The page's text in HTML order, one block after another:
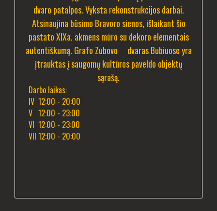
dvaro patalpos. Vyksta rekonstrukcijos darbai.
Atsinaujina būsimo Bravoro sienos, išlaikant šio
pastato XIXa. akmens mūro su dekoro elementais
autentiškumą. Grafo Zubovo dvaras Bubiuose yra
įtrauktas į saugomų kultūros paveldo objektų
sąrašą.
Darbo laikas:
IV 12:00 - 20:00
V 12:00 - 23:00
VI 12:00 - 23:00
VII 12:00 - 20:00